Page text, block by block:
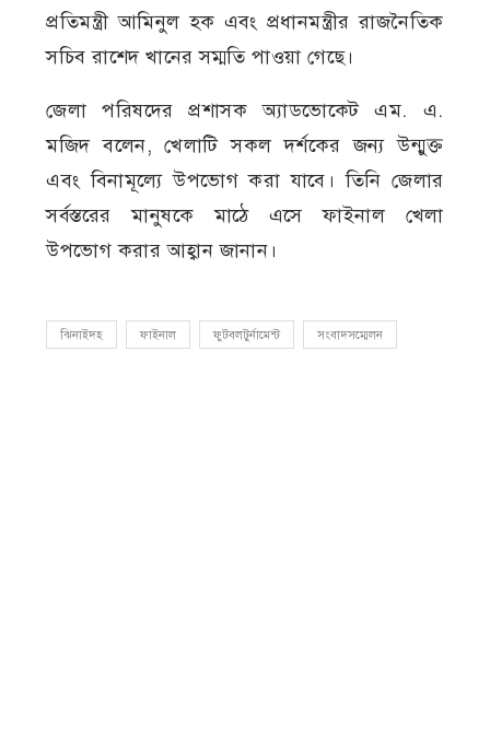
প্রতিমন্ত্রী আমিনুল হক এবং প্রধানমন্ত্রীর রাজনৈতিক
সচিব রাশেদ খানের সম্মতি পাওয়া গেছে।
জেলা পরিষদের প্রশাসক অ্যাডভোকেট এম. এ.
মজিদ বলেন, খেলাটি সকল দর্শকের জন্য উন্মুক্ত
এবং বিনামূল্যে উপভোগ করা যাবে। তিনি জেলার
সর্বস্তরের মানুষকে মাঠে এসে ফাইনাল খেলা
উপভোগ করার আহ্বান জানান।
ঝিনাইদহ ফাইনাল ফুটবলটুর্নামেন্ট সংবাদসম্মেলন